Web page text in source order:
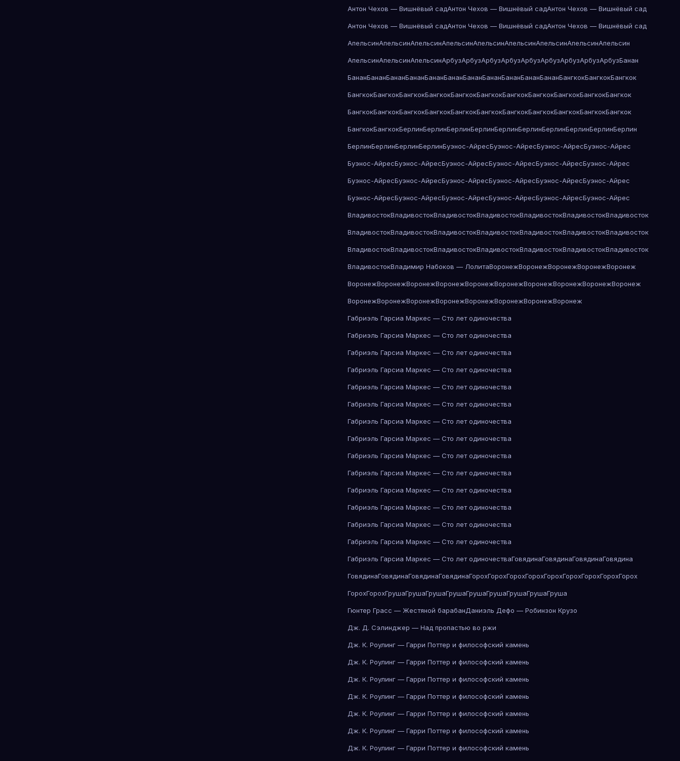
Антон Чехов — Вишнёвый садАнтон Чехов — Вишнёвый садАнтон Чехов — Вишнёвый сад
Антон Чехов — Вишнёвый садАнтон Чехов — Вишнёвый садАнтон Чехов — Вишнёвый сад
АпельсинАпельсинАпельсинАпельсинАпельсинАпельсинАпельсинАпельсинАпельсин
АпельсинАпельсинАпельсинАрбузАрбузАрбузАрбузАрбузАрбузАрбузАрбузАрбузБанан
БананБананБананБананБананБананБананБананБананБананБананБангкокБангкокБангкок
БангкокБангкокБангкокБангкокБангкокБангкокБангкокБангкокБангкокБангкокБангкок
БангкокБангкокБангкокБангкокБангкокБангкокБангкокБангкокБангкокБангкокБангкок
БангкокБангкокБерлинБерлинБерлинБерлинБерлинБерлинБерлинБерлинБерлинБерлин
БерлинБерлинБерлинБерлинБуэнос-АйресБуэнос-АйресБуэнос-АйресБуэнос-Айрес
Буэнос-АйресБуэнос-АйресБуэнос-АйресБуэнос-АйресБуэнос-АйресБуэнос-Айрес
Буэнос-АйресБуэнос-АйресБуэнос-АйресБуэнос-АйресБуэнос-АйресБуэнос-Айрес
Буэнос-АйресБуэнос-АйресБуэнос-АйресБуэнос-АйресБуэнос-АйресБуэнос-Айрес
ВладивостокВладивостокВладивостокВладивостокВладивостокВладивостокВладивосток
ВладивостокВладивостокВладивостокВладивостокВладивостокВладивостокВладивосток
ВладивостокВладивостокВладивостокВладивостокВладивостокВладивостокВладивосток
ВладивостокВладимир Набоков — ЛолитаВоронежВоронежВоронежВоронежВоронеж
ВоронежВоронежВоронежВоронежВоронежВоронежВоронежВоронежВоронежВоронеж
ВоронежВоронежВоронежВоронежВоронежВоронежВоронежВоронеж
Габриэль Гарсиа Маркес — Сто лет одиночества
Габриэль Гарсиа Маркес — Сто лет одиночества
Габриэль Гарсиа Маркес — Сто лет одиночества
Габриэль Гарсиа Маркес — Сто лет одиночества
Габриэль Гарсиа Маркес — Сто лет одиночества
Габриэль Гарсиа Маркес — Сто лет одиночества
Габриэль Гарсиа Маркес — Сто лет одиночества
Габриэль Гарсиа Маркес — Сто лет одиночества
Габриэль Гарсиа Маркес — Сто лет одиночества
Габриэль Гарсиа Маркес — Сто лет одиночества
Габриэль Гарсиа Маркес — Сто лет одиночества
Габриэль Гарсиа Маркес — Сто лет одиночества
Габриэль Гарсиа Маркес — Сто лет одиночества
Габриэль Гарсиа Маркес — Сто лет одиночества
Габриэль Гарсиа Маркес — Сто лет одиночестваГовядинаГовядинаГовядинаГовядина
ГовядинаГовядинаГовядинаГовядинаГорохГорохГорохГорохГорохГорохГорохГорохГорох
ГорохГорохГрушаГрушаГрушаГрушаГрушаГрушаГрушаГрушаГруша
Гюнтер Грасс — Жестяной барабанДаниэль Дефо — Робинзон Крузо
Дж. Д. Сэлинджер — Над пропастью во ржи
Дж. К. Роулинг — Гарри Поттер и философский камень
Дж. К. Роулинг — Гарри Поттер и философский камень
Дж. К. Роулинг — Гарри Поттер и философский камень
Дж. К. Роулинг — Гарри Поттер и философский камень
Дж. К. Роулинг — Гарри Поттер и философский камень
Дж. К. Роулинг — Гарри Поттер и философский камень
Дж. К. Роулинг — Гарри Поттер и философский камень